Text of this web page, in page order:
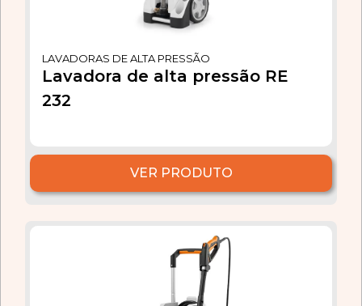
LAVADORAS DE ALTA PRESSÃO
Lavadora de alta pressão RE
232
VER PRODUTO